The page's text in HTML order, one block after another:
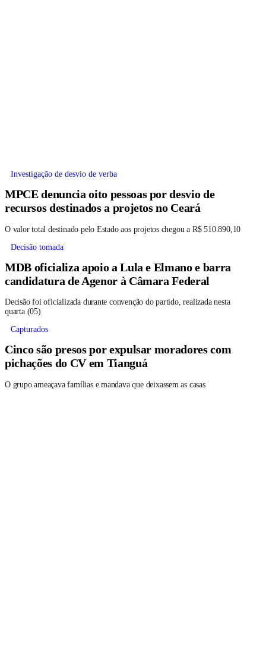
Investigação de desvio de verba
MPCE denuncia oito pessoas por desvio de
recursos destinados a projetos no Ceará
O valor total destinado pelo Estado aos projetos chegou a R$ 510.890,10
Decisão tomada
MDB oficializa apoio a Lula e Elmano e barra
candidatura de Agenor à Câmara Federal
Decisão foi oficializada durante convenção do partido, realizada nesta
quarta (05)
Capturados
Cinco são presos por expulsar moradores com
pichações do CV em Tianguá
O grupo ameaçava famílias e mandava que deixassem as casas